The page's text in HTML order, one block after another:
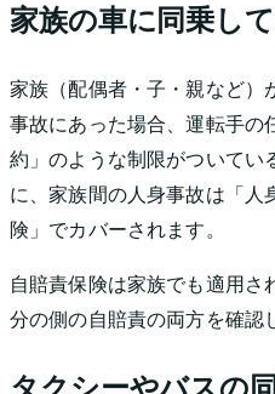
家族の車に同乗し
家族（配偶者・子・親など）
事故にあった場合、運転手の
約」のような制限がついてい
に、家族間の人身事故は「人
険」でカバーされます。
自賠責保険は家族でも適用さ
分の側の自賠責の両方を確認